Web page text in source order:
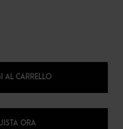
AL CARRELLO
ORA